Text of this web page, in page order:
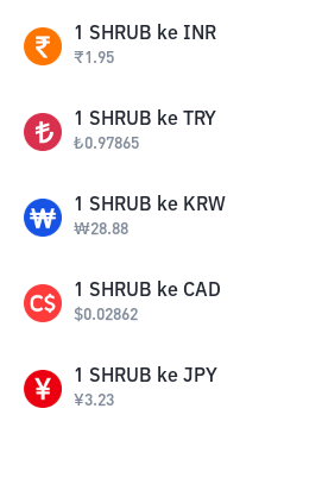
1 SHRUB ke INR
₹1.95
1 SHRUB ke TRY
₺0.97865
1 SHRUB ke KRW
₩28.88
1 SHRUB ke CAD
$0.02862
1 SHRUB ke JPY
¥3.23